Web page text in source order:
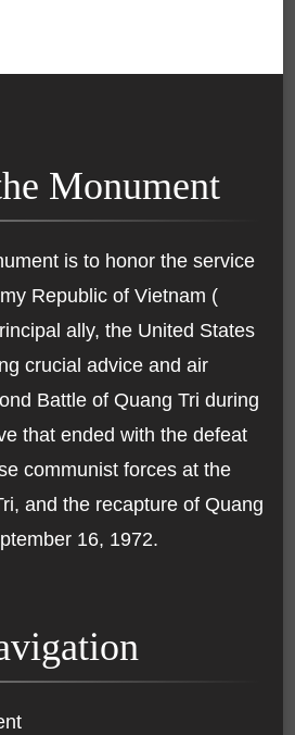
Monument
is to honor the service
Republic of Vietnam (
ally, the United States
crucial advice and air
Battle of Quang Tri during
that ended with the defeat
communist forces at the
and the recapture of Quang
16, 1972.